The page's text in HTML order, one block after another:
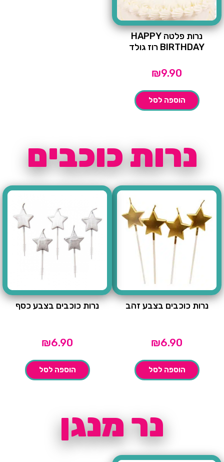
נרות פלטה HAPPY
BIRTHDAY רוז גולד
₪9.90
הוספה לסל
נרות כוכבים
נרות כוכבים בצבע זהב
₪6.90
הוספה לסל
נרות כוכבים בצבע כסף
₪6.90
הוספה לסל
נר מנגן